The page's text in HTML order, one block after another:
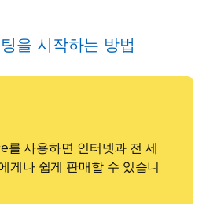
을 시작하는 방법
사용하면 인터넷과 전 세
게나 쉽게 판매할 수 있습니